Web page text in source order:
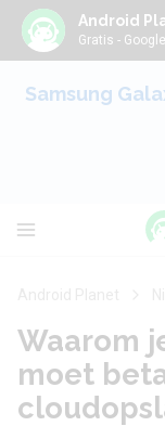
Android
Gratis -
Samsung
Waarom
moet